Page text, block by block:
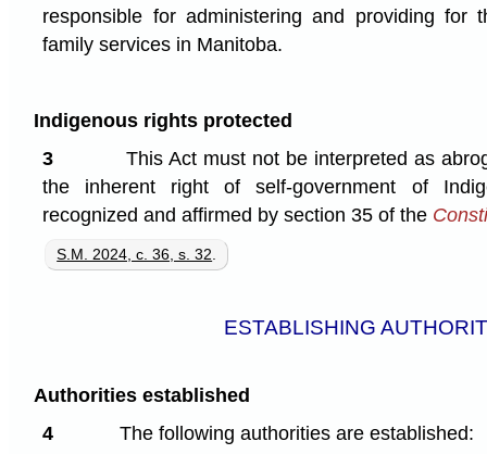
responsible for administering and providing for
family services in Manitoba.
Indigenous rights protected
3
This Act must not be interpreted as
the inherent right of self-government of
recognized and affirmed by section 35 of the
S.M. 2024, c. 36, s. 32
ESTABLISHING
Authorities established
4
The following authorities are established: